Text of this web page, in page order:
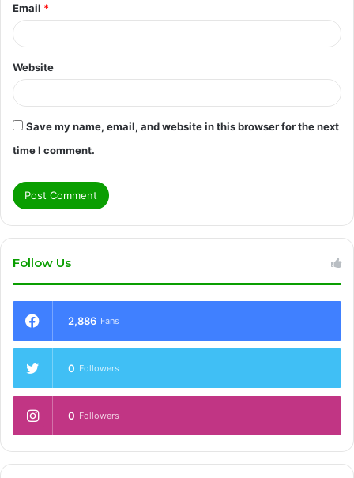
Email *
Website
Save my name, email, and website in this browser for the next
time I comment.
Follow Us
2,886 Fans
0 Followers
0 Followers